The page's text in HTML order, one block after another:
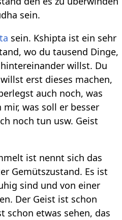
sein.
sein. Kshipta ist ein sehr
wo du tausend Dinge,
willst. Du
erst dieses machen,
auch noch, was
mir, was soll er besser
noch tun usw. Geist
ist nennt sich das
Gemütszustand. Es ist
sind und von einer
Der Geist ist schon
schon etwas sehen, das